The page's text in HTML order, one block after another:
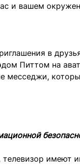
и вашем
в
Питтом на
месседжи,
имеют